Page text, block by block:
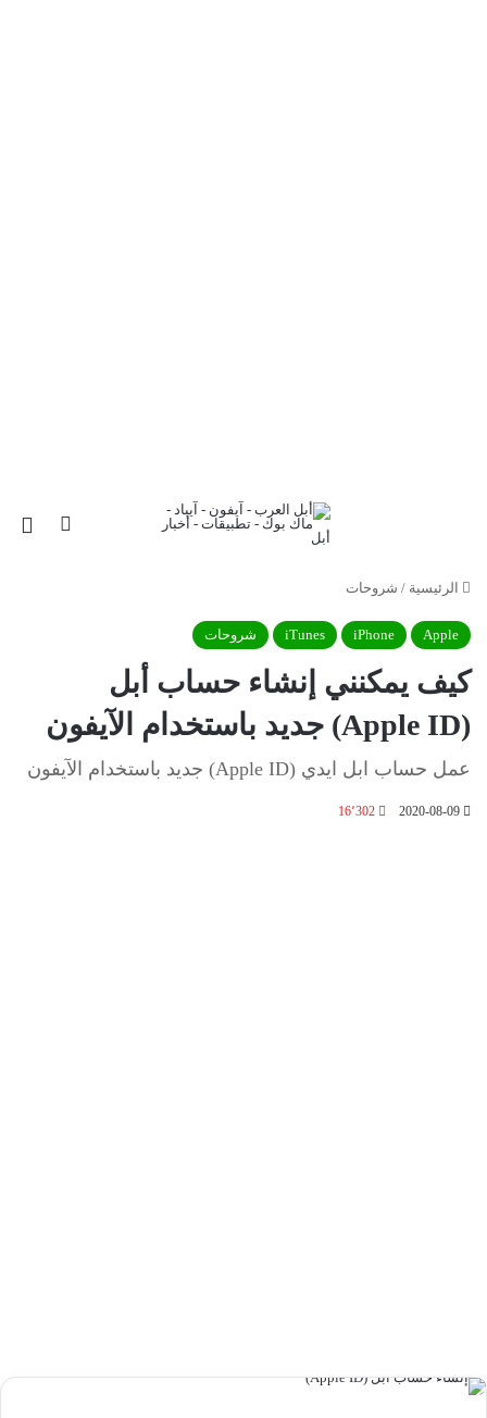
بحث
الرئيسية / شروحات
Apple
iPhone
iTunes شروحات
كيف يمكنني إنشاء حساب أبل
(Apple ID) جديد باستخدام الآيفون
عمل حساب ابل ايدي (Apple ID) جديد باستخدام الآيفون
2020-08-09 16٬302